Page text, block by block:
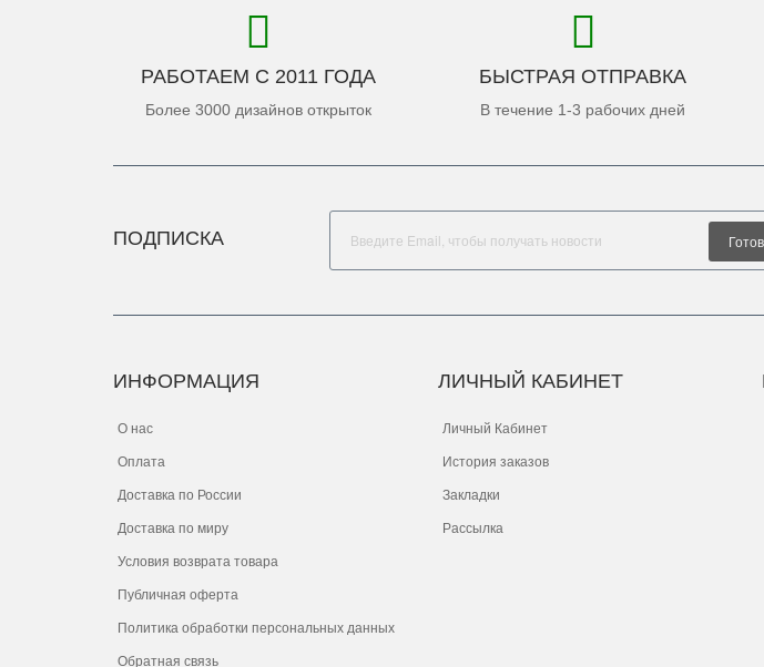
РАБОТАЕМ С 2011 ГОДА
Более 3000 дизайнов открыток
БЫСТРАЯ ОТПРАВКА
В течение 1-3 рабочих дней
ПОДПИСКА
ИНФОРМАЦИЯ
О нас
Оплата
Доставка по России
Доставка по миру
Условия возврата товара
Публичная оферта
Политика обработки персональных данных
Обратная связь
ЛИЧНЫЙ КАБИНЕТ
Личный Кабинет
История заказов
Закладки
Рассылка